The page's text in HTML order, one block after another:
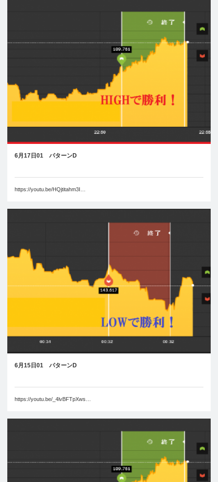
6月17日01 パターンD
https://youtu.be/HQjtitahm3I…
6月15日01 パターンD
https://youtu.be/_4lvBFTpXws…